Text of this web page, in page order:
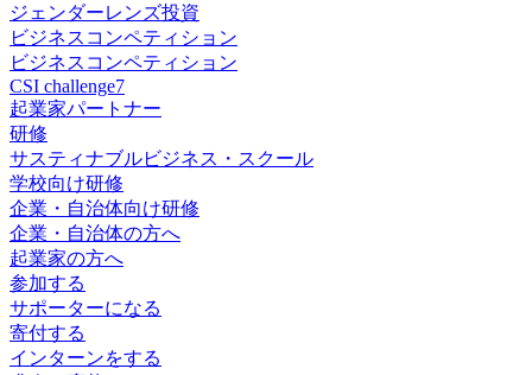
ジェンダーレンズ投資
ビジネスコンペティション
ビジネスコンペティション
CSI challenge7
起業家パートナー
研修
サスティナブルビジネス・スクール
学校向け研修
企業・自治体向け研修
企業・自治体の方へ
起業家の方へ
参加する
サポーターになる
寄付する
インターンをする